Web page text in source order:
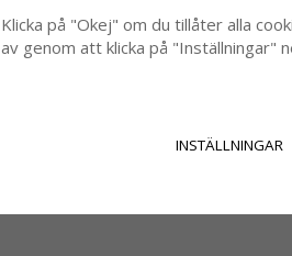
Klicka på "Okej" om du tillåter alla
av genom att klicka på "Inställningar"
INSTÄLLNINGAR